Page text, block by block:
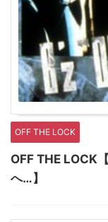
OFF THE LOCK
OFF THE LOCK
へ…】